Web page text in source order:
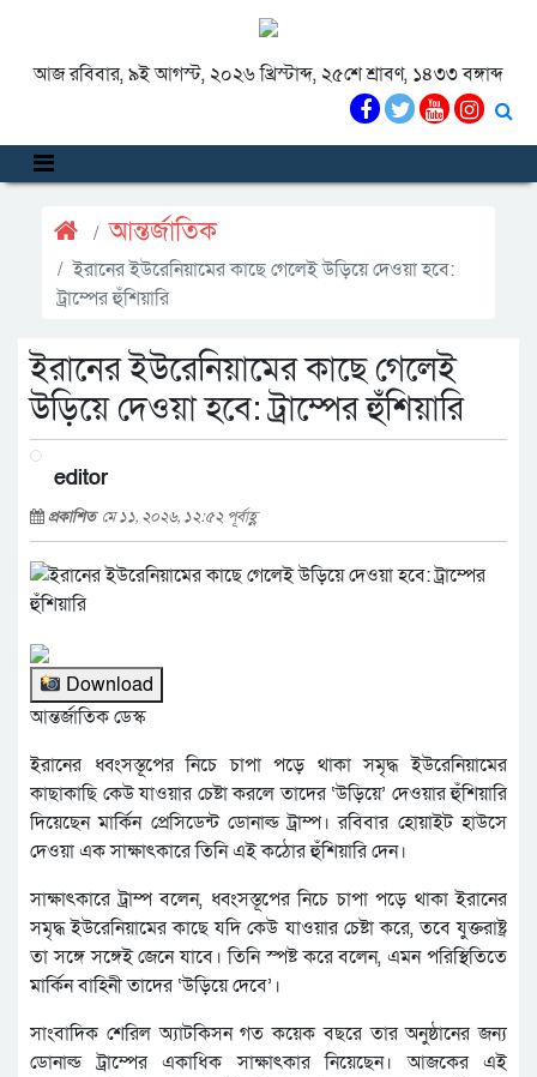
আজ রবিবার, ৯ই আগস্ট, ২০২৬ খ্রিস্টাব্দ, ২৫শে শ্রাবণ, ১৪৩৩ বঙ্গাব্দ
আন্তর্জাতিক
ইরানের ইউরেনিয়ামের কাছে গেলেই উড়িয়ে দেওয়া হবে:
ট্রাম্পের হুঁশিয়ারি
ইরানের ইউরেনিয়ামের কাছে গেলেই
উড়িয়ে দেওয়া হবে: ট্রাম্পের হুঁশিয়ারি
editor
প্রকাশিত মে ১১, ২০২৬, ১২:৫২ পূর্বাহ্ণ
Download
আন্তর্জাতিক ডেস্ক
ইরানের ধ্বংসস্তূপের নিচে চাপা পড়ে থাকা সমৃদ্ধ ইউরেনিয়ামের
কাছাকাছি কেউ যাওয়ার চেষ্টা করলে তাদের ‘উড়িয়ে’ দেওয়ার হুঁশিয়ারি
দিয়েছেন মার্কিন প্রেসিডেন্ট ডোনাল্ড ট্রাম্প। রবিবার হোয়াইট হাউসে
দেওয়া এক সাক্ষাৎকারে তিনি এই কঠোর হুঁশিয়ারি দেন।
সাক্ষাৎকারে ট্রাম্প বলেন, ধ্বংসস্তূপের নিচে চাপা পড়ে থাকা ইরানের
সমৃদ্ধ ইউরেনিয়ামের কাছে যদি কেউ যাওয়ার চেষ্টা করে, তবে যুক্তরাষ্ট্র
তা সঙ্গে সঙ্গেই জেনে যাবে। তিনি স্পষ্ট করে বলেন, এমন পরিস্থিতিতে
মার্কিন বাহিনী তাদের ‘উড়িয়ে দেবে’।
সাংবাদিক শেরিল অ্যাটকিসন গত কয়েক বছরে তার অনুষ্ঠানের জন্য
ডোনাল্ড ট্রাম্পের একাধিক সাক্ষাৎকার নিয়েছেন। আজকের এই